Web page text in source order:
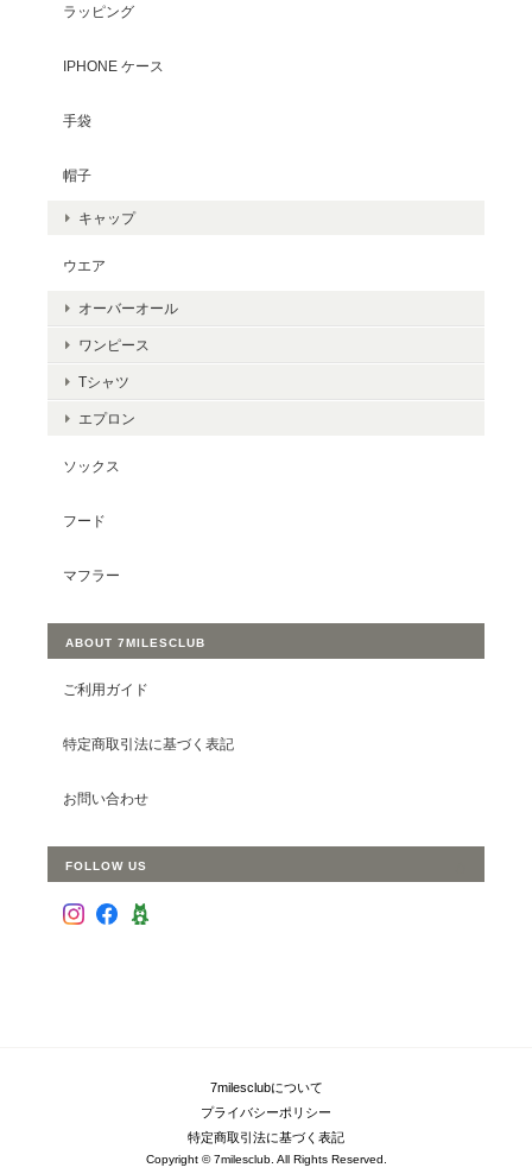
ラッピング
IPHONE ケース
手袋
帽子
キャップ
ウエア
オーバーオール
ワンピース
Tシャツ
エプロン
ソックス
フード
マフラー
ABOUT 7MILESCLUB
ご利用ガイド
特定商取引法に基づく表記
お問い合わせ
FOLLOW US
7milesclubについて
プライバシーポリシー
特定商取引法に基づく表記
Copyright © 7milesclub. All Rights Reserved.